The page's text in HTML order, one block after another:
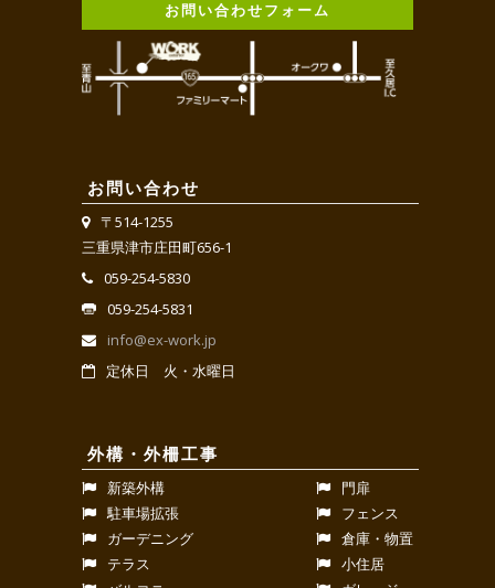
お問い合わせフォーム
お問い合わせ
〒514-1255
三重県津市庄田町656-1
059-254-5830
059-254-5831
info@ex-work.jp
定休日 火・水曜日
外構・外柵工事
新築外構
駐車場拡張
ガーデニング
テラス
門扉
フェンス
倉庫・物置
小住居